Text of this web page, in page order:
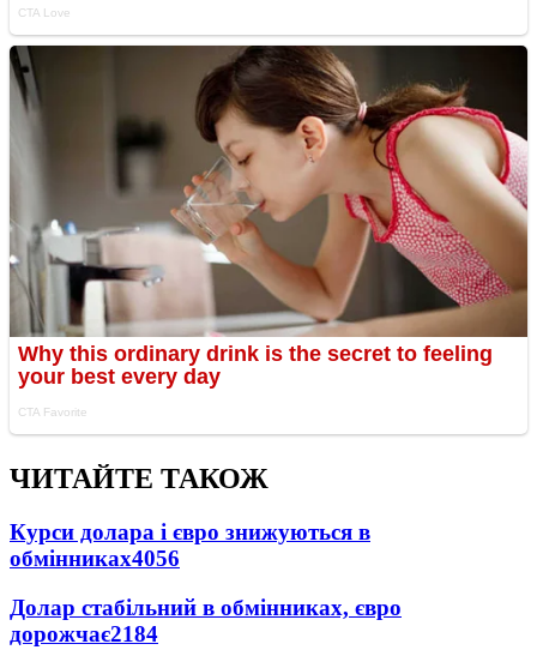
ЧИТАЙТЕ ТАКОЖ
Курси долара і євро знижуються в
обмінниках4056
Долар стабільний в обмінниках, євро
дорожчає2184